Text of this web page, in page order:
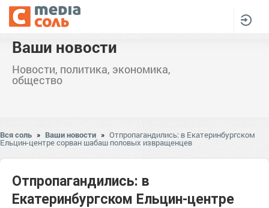
Ваши новости
Новости, политика, экономика,
общество
Вся соль » Ваши новости » Отпропагандились: в Екатеринбургском
Ельцин-центре сорван шабаш половых извращенцев
Отпропагандились: в
Екатеринбургском Ельцин-центре